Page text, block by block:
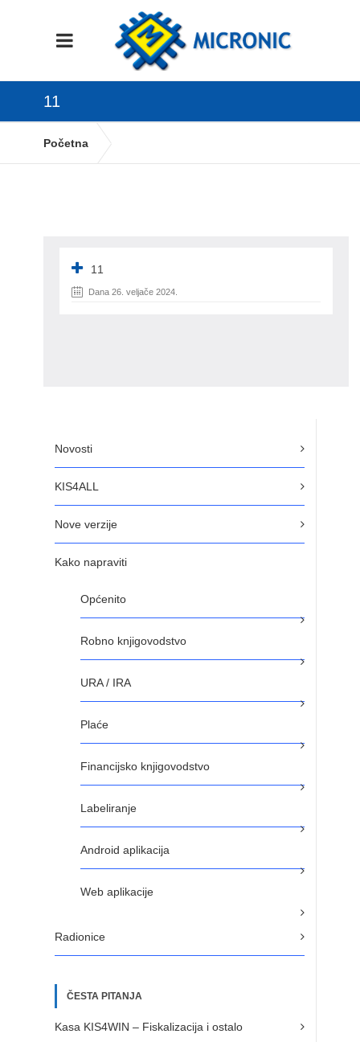
11
Početna
Novosti
KIS4ALL
Nove verzije
Kako napraviti
Općenito
Robno knjigovodstvo
URA / IRA
Plaće
Financijsko knjigovodstvo
Labeliranje
Android aplikacija
Web aplikacije
Radionice
ČESTA PITANJA
Kasa KIS4WIN – Fiskalizacija i ostalo
11
Dana 26. veljače 2024.